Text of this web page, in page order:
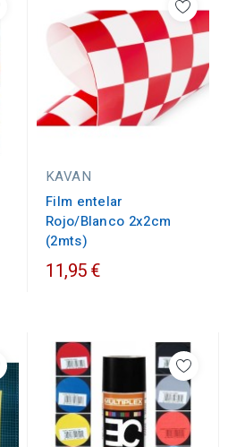
KAVAN
Film entelar
Rojo/Blanco 2x2cm
(2mts)
11,95 €